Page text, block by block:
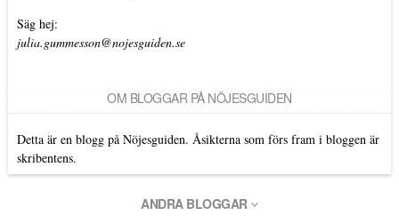
Säg hej:
julia.gummesson@nojesguiden.se
OM BLOGGAR PÅ NÖJESGUIDEN
Detta är en blogg på Nöjesguiden. Åsikterna som förs fram i bloggen är
skribentens.
ANDRA BLOGGAR